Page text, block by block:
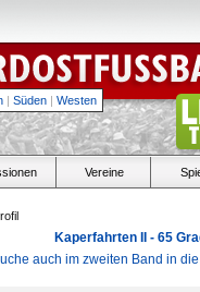
| Süden | Westen
Vereine
Kaperfahrten II - 65
auch im zweiten Band in